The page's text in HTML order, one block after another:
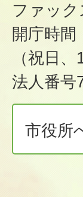
ファック
開庁時間
（祝日
法人番号
市役所